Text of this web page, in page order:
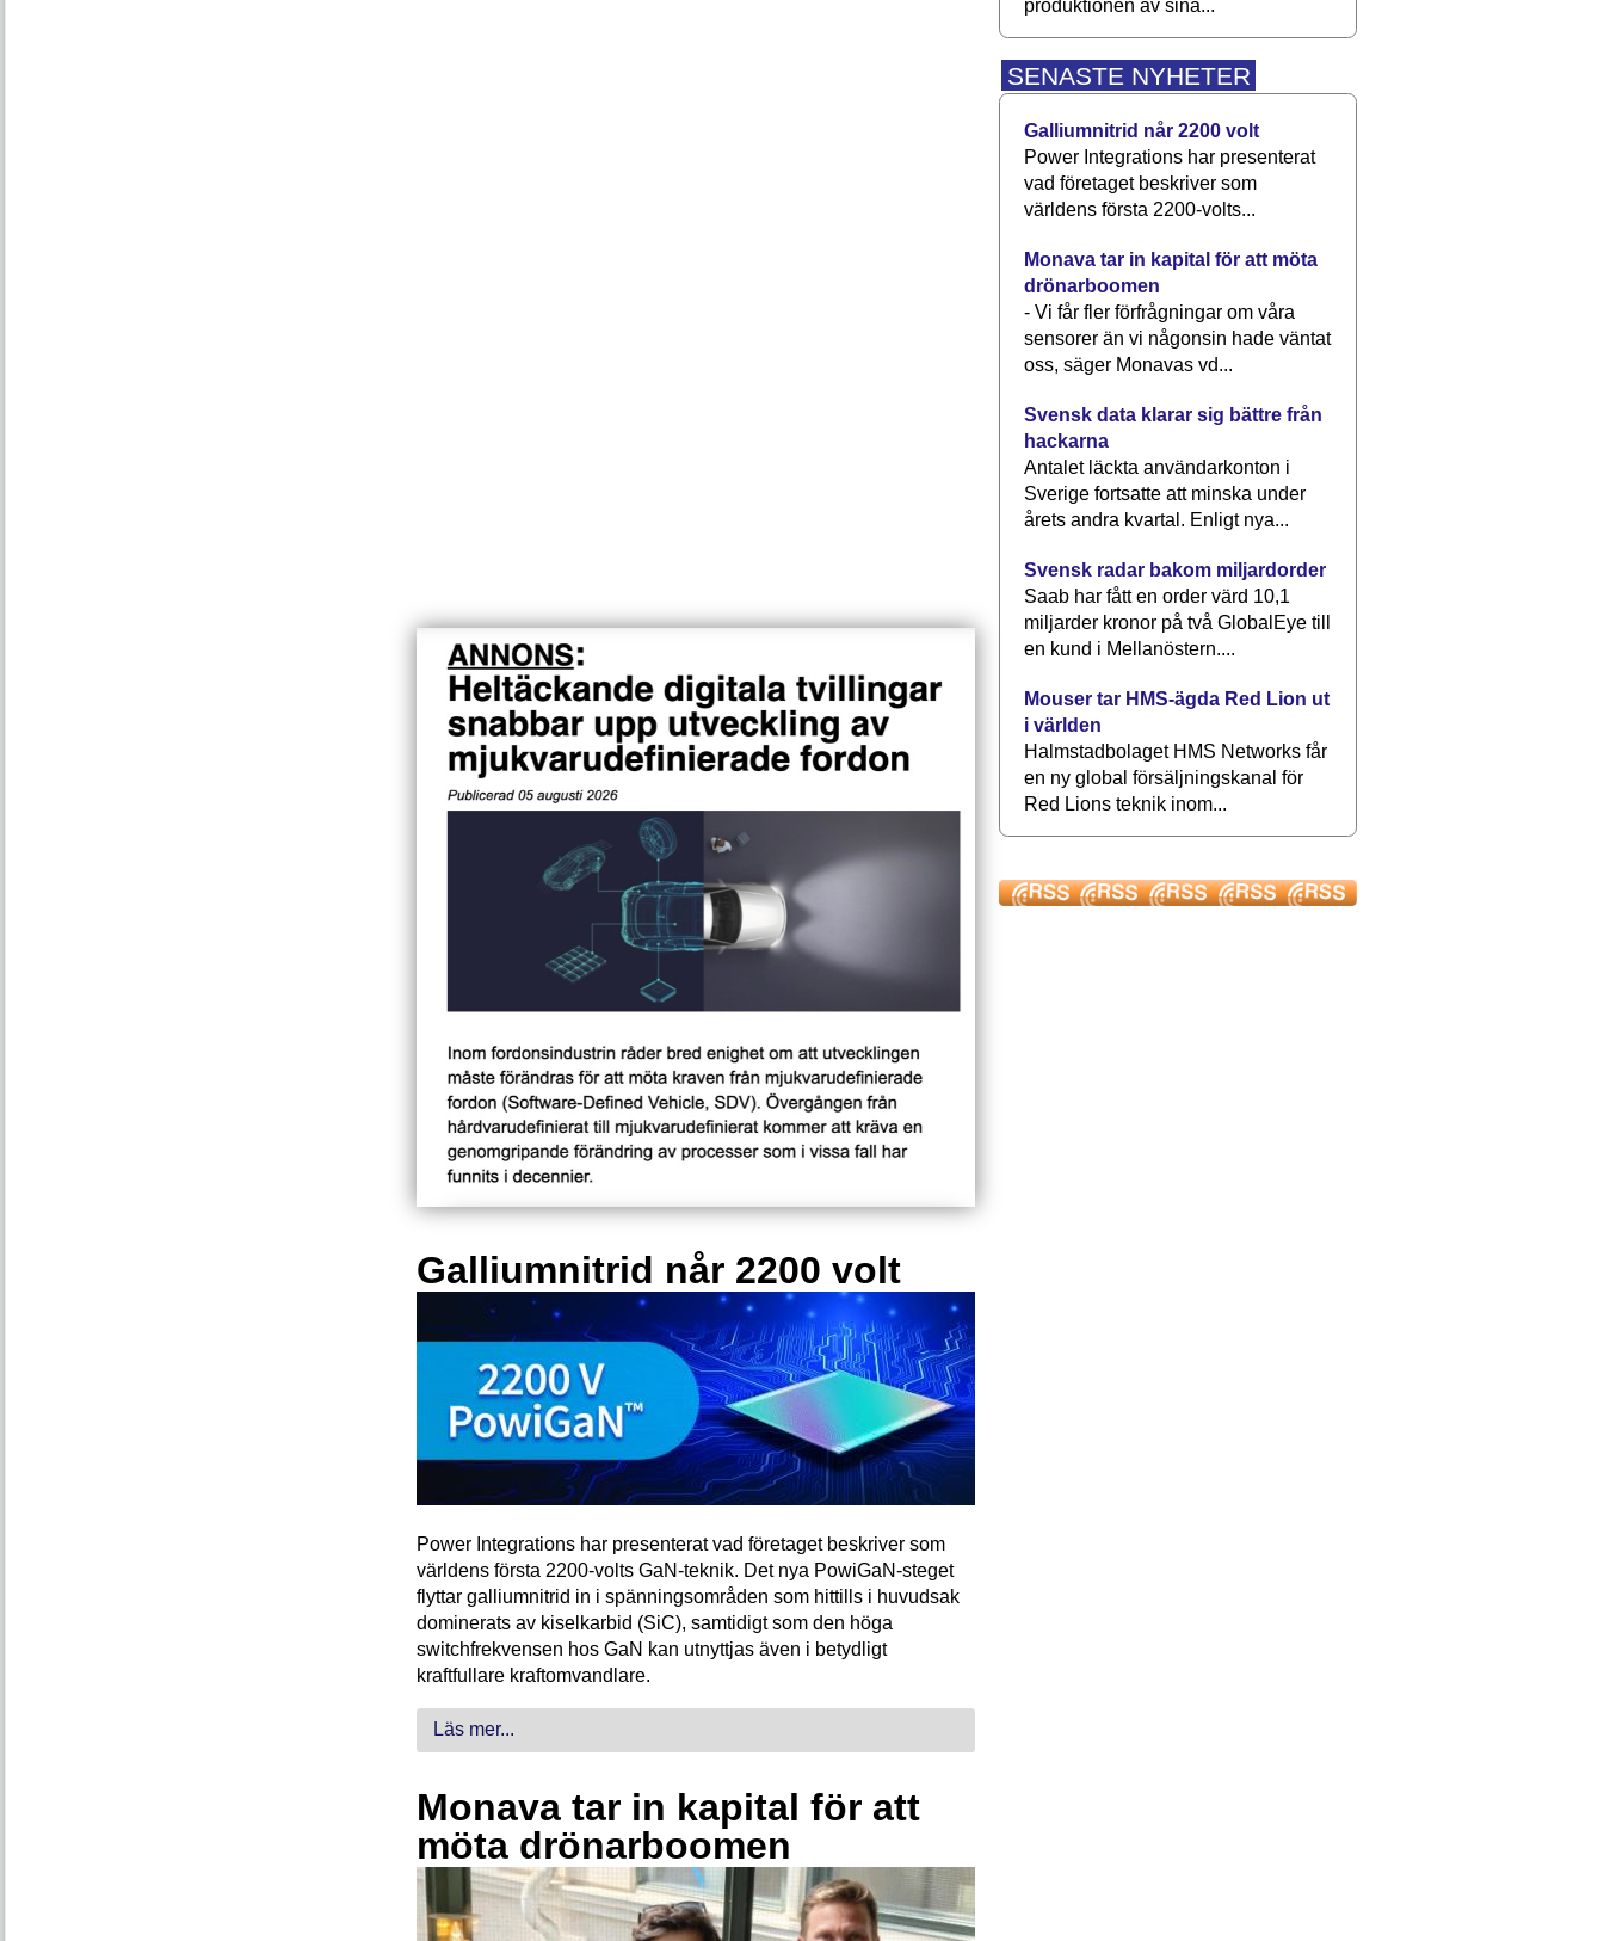
Galliumnitrid når 2200 volt
Power Integrations har presenterat vad företaget beskriver som
världens första 2200-volts GaN-teknik. Det nya PowiGaN-steget
flyttar galliumnitrid in i spänningsområden som hittills i huvudsak
dominerats av kiselkarbid (SiC), samtidigt som den höga
switchfrekvensen hos GaN kan utnyttjas även i betydligt
kraftfullare kraftomvandlare.
Läs mer...
Monava tar in kapital för att
möta drönarboomen
produktionen av sina...
SENASTE NYHETER
Galliumnitrid når 2200 volt
Power Integrations har presenterat
vad företaget beskriver som
världens första 2200-volts...
Monava tar in kapital för att möta
drönarboomen
- Vi får fler förfrågningar om våra
sensorer än vi någonsin hade väntat
oss, säger Monavas vd...
Svensk data klarar sig bättre från
hackarna
Antalet läckta användarkonton i
Sverige fortsatte att minska under
årets andra kvartal. Enligt nya...
Svensk radar bakom miljardorder
Saab har fått en order värd 10,1
miljarder kronor på två GlobalEye till
en kund i Mellanöstern....
Mouser tar HMS-ägda Red Lion ut
i världen
Halmstadbolaget HMS Networks får
en ny global försäljningskanal för
Red Lions teknik inom...